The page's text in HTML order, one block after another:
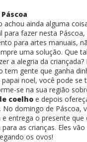
achou ainda alguma
para fazer nesta
para artes manuais,
uma solução. Que
a alegria da
tem gente que ganha
noel, você pode se
se na sua região
coelho e depois
No domingo de Páscoa,
e entrega o presente que
as crianças. Eles
os ovos!